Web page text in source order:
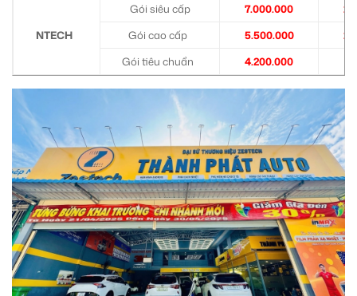
NTECH
Gói siêu cấp 7.000.000
Gói cao cấp
5.500.000
Gói tiêu chuẩn
4.200.000